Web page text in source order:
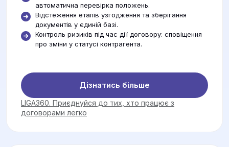
автоматична перевірка положень.
Відстеження етапів узгодження та зберігання
документів у єдиній базі.
Контроль ризиків під час дії договору: сповіщення
про зміни у статусі контрагента.
Дізнатись більше
LIGA360. Приєднуйся до тих, хто працює з
договорами легко